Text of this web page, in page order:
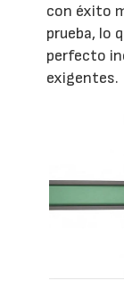
con éxito
prueba, lo
perfecto
exigentes.